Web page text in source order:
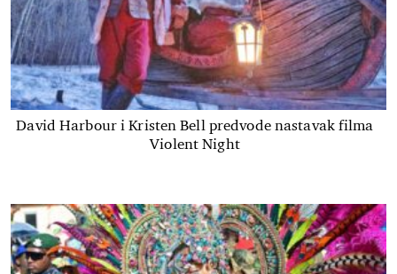
David Harbour i Kristen Bell predvode nastavak filma
Violent Night